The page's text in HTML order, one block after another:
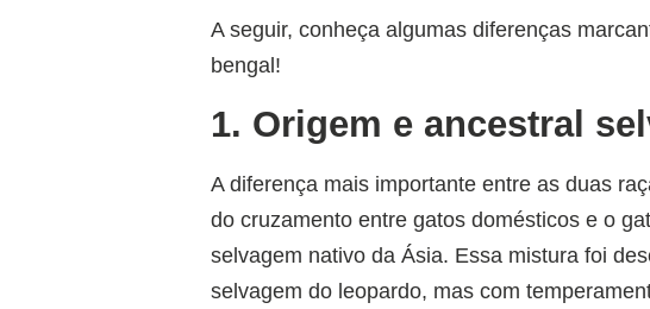
A seguir, conheça algumas diferenças
bengal!
1. Origem e ancestral
A diferença mais importante entre as duas
do cruzamento entre gatos domésticos e o
selvagem nativo da Ásia. Essa mistura foi
selvagem do leopardo, mas com